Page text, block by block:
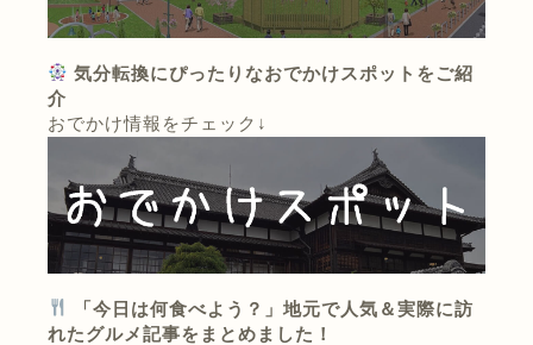
気分転換にぴったりなおでかけスポットをご紹
介
おでかけ情報をチェック↓
「今日は何食べよう？」地元で人気＆実際に訪
れたグルメ記事をまとめました！